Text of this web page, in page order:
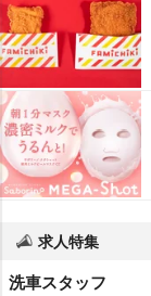
求人特集
洗車スタッフ